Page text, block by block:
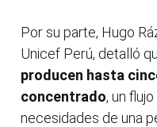
Por su parte, Hugo
Unicef Perú, detalló
producen hasta
concentrado, un
necesidades de una